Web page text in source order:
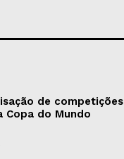
de competições
Copa do Mundo